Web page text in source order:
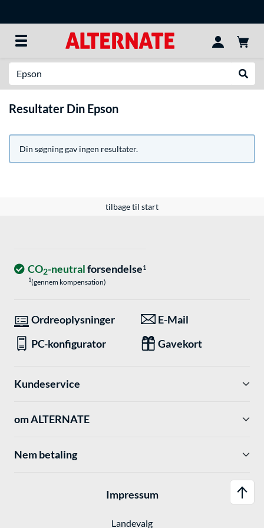
Resultater Din Epson
Din søgning gav ingen resultater.
tilbage til start
CO2-neutralforsendelse1
1(gennem kompensation)
Ordreoplysninger
E-Mail
PC-konfigurator
Gavekort
Kundeservice
om ALTERNATE
Nem betaling
Impressum
Landevalg